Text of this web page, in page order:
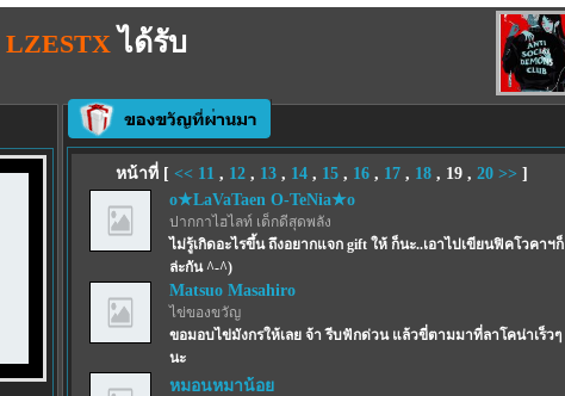
LZESTX ได้รับ
หน้าที่ [ << 11 , 12, 13, 14, 15, 16, 17, 18, 19, 20 >> ]
o★LaVaTaen O-TeNia★o
ปากกาไฮไลท์ เด็กดีสุดพลัง
ไม่รู้เกิดอะไรขึ้น ถึงอยากแจก gift ให้ ก็นะ..เอาไปเขียนฟิคโวคาฯก็
ล่ะกัน ^-^)
Matsuo Masahiro
ไข่ของขวัญ
ขอมอบไข่มังกรให้เลย จ้า รีบฟักด่วน แล้วขี่ตามมาที่ลาโคน่าเร็วๆ
นะ
หมอนหมาน้อย